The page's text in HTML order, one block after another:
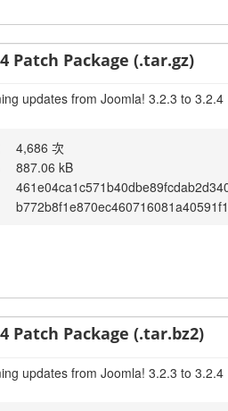
Patch Package (.tar.gz)
updates from Joomla! 3.2.3 to 3.2.4
4,686 次
887.06 kB
Patch Package (.tar.bz2)
updates from Joomla! 3.2.3 to 3.2.4